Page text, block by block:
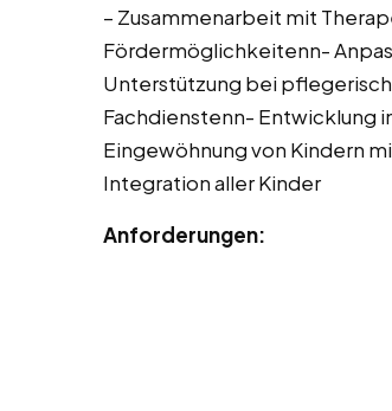
– Zusammenarbeit mit
Fördermöglichkeitenn-
Unterstützung bei
Fachdienstenn- Entwicklung
Eingewöhnung von Kindern
Integration aller Kinder
Anforderungen: